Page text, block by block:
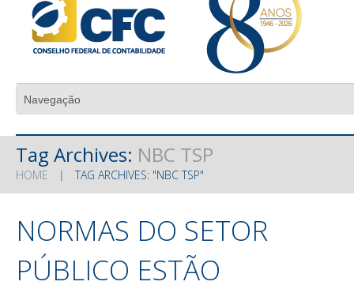
Tag Archives: NBC TSP
HOME TAG ARCHIVES: "NBC TSP"
NORMAS DO SETOR
PÚBLICO ESTÃO